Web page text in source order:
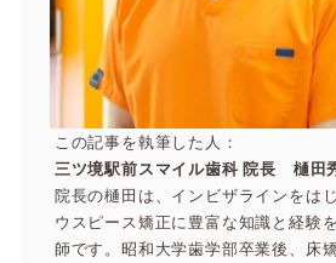
この記事を執筆した人：
三ツ境駅前スマイル歯科 院長 樋田
院長の樋田は、インビザラインをは
ウスピース矯正に豊富な知識と経験
師です。昭和大学歯学部卒業後、床